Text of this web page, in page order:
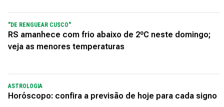
"DE RENGUEAR CUSCO"
RS amanhece com frio abaixo de 2ºC neste domingo;
veja as menores temperaturas
ASTROLOGIA
Horóscopo: confira a previsão de hoje para cada signo